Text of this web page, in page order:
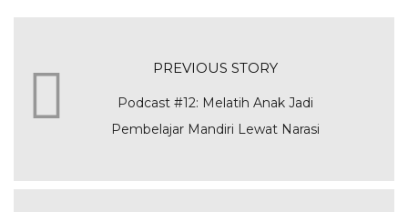
PREVIOUS STORY
Podcast #12: Melatih Anak Jadi
Pembelajar Mandiri Lewat Narasi